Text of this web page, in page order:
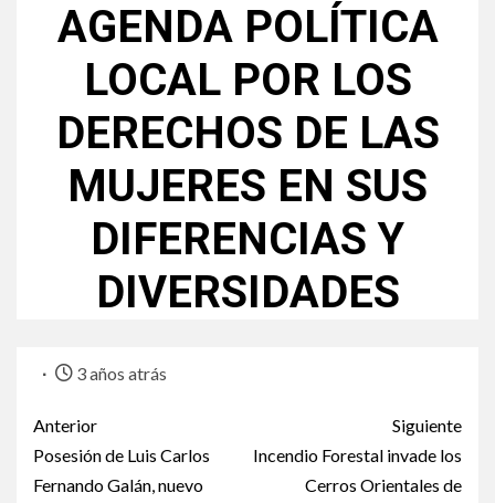
AGENDA POLÍTICA
LOCAL POR LOS
DERECHOS DE LAS
MUJERES EN SUS
DIFERENCIAS Y
DIVERSIDADES
3 años atrás
Anterior
Posesión de Luis Carlos
Fernando Galán, nuevo
Siguiente
Incendio Forestal invade los
Cerros Orientales de